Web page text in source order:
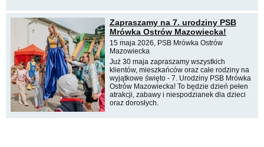
Zapraszamy na 7. urodziny PSB
Mrówka Ostrów Mazowiecka!
15 maja 2026, PSB Mrówka Ostrów
Mazowiecka
Już 30 maja zapraszamy wszystkich
klientów, mieszkańców oraz całe rodziny na
wyjątkowe święto - 7. Urodziny PSB Mrówka
Ostrów Mazowiecka! To będzie dzień pełen
atrakcji, zabawy i niespodzianek dla dzieci
oraz dorosłych.